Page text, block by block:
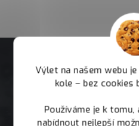
Výlet na našem webu
kole – bez cookies
Používáme je k
nabídnout nejlepší